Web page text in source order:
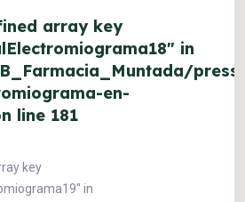
array key
in
en-
line 181
key
in